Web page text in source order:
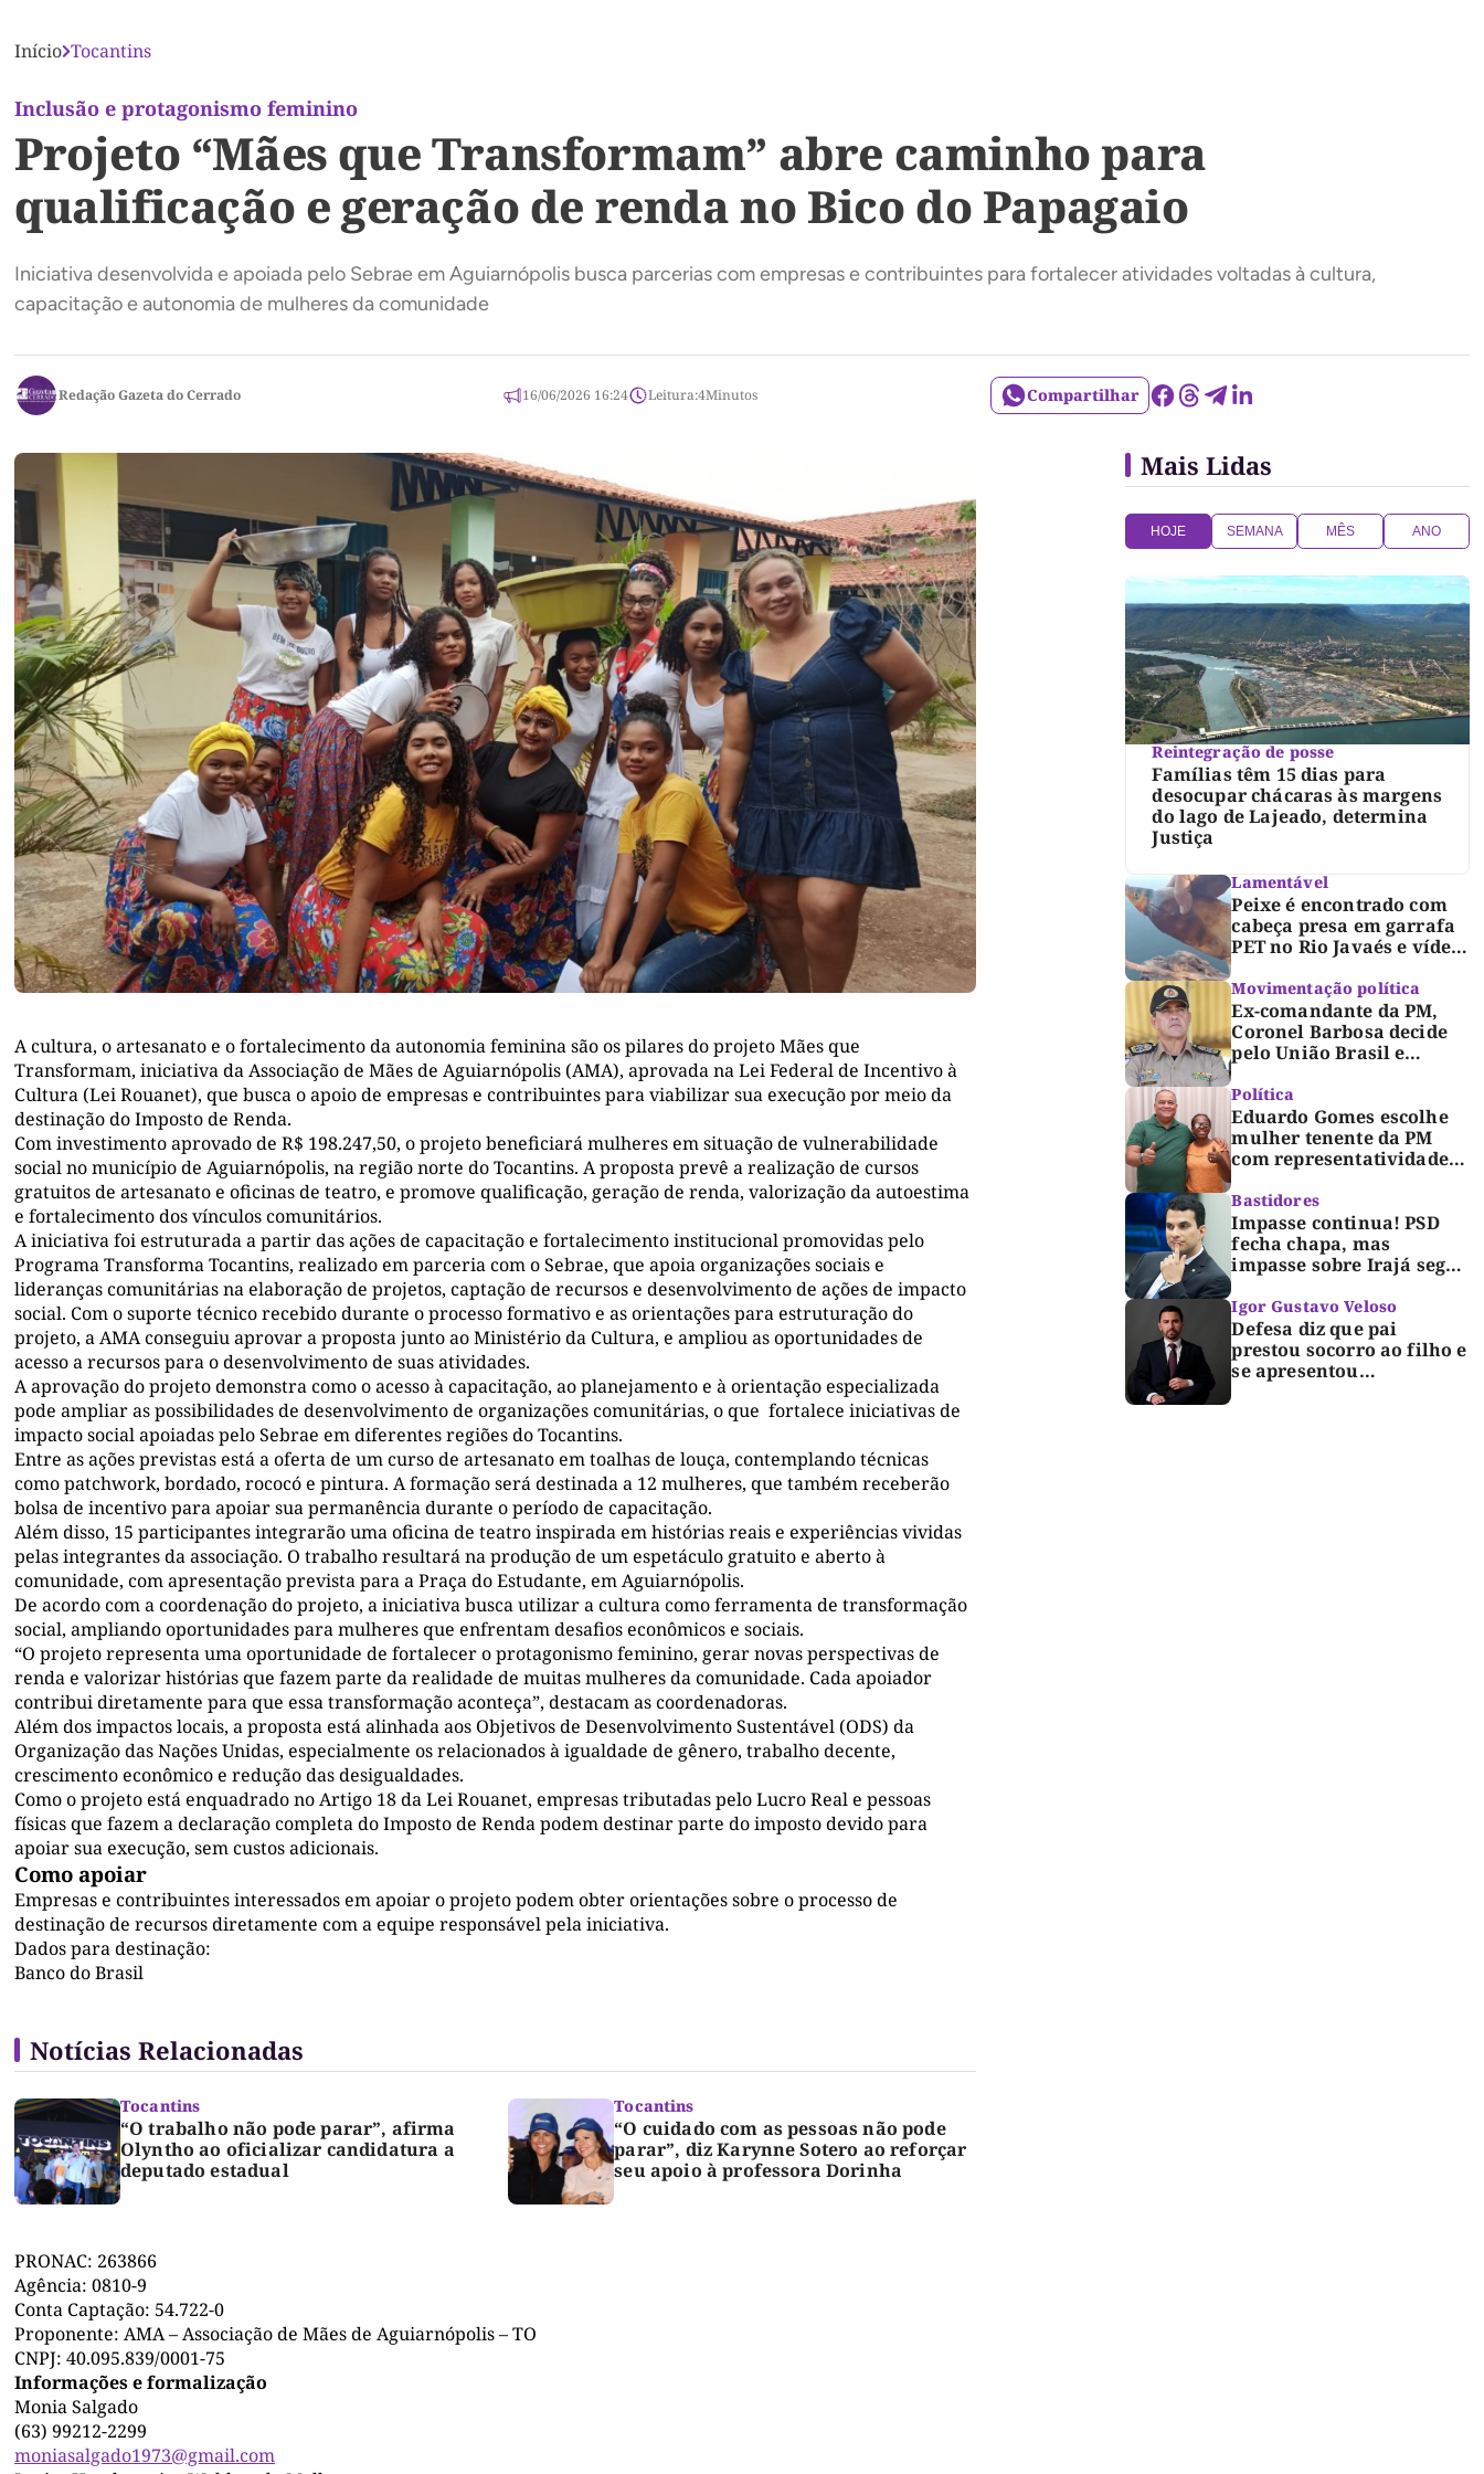
Início Tocantins
Inclusão e protagonismo feminino
Projeto “Mães que Transformam” abre caminho para
qualificação e geração de renda no Bico do Papagaio
Iniciativa desenvolvida e apoiada pelo Sebrae em Aguiarnópolis busca parcerias com empresas e contribuintes para fortalecer atividades voltadas à cultura,
capacitação e autonomia de mulheres da comunidade
Redação Gazeta do Cerrado 16/06/2026 16:24 Leitura:4Minutos Compartilhar
A cultura, o artesanato e o fortalecimento da autonomia feminina são os pilares do projeto Mães que
Transformam, iniciativa da Associação de Mães de Aguiarnópolis (AMA), aprovada na Lei Federal de Incentivo à
Cultura (Lei Rouanet), que busca o apoio de empresas e contribuintes para viabilizar sua execução por meio da
destinação do Imposto de Renda.
Com investimento aprovado de R$ 198.247,50, o projeto beneficiará mulheres em situação de vulnerabilidade
social no município de Aguiarnópolis, na região norte do Tocantins. A proposta prevê a realização de cursos
gratuitos de artesanato e oficinas de teatro, e promove qualificação, geração de renda, valorização da autoestima
e fortalecimento dos vínculos comunitários.
A iniciativa foi estruturada a partir das ações de capacitação e fortalecimento institucional promovidas pelo
Programa Transforma Tocantins, realizado em parceria com o Sebrae, que apoia organizações sociais e
lideranças comunitárias na elaboração de projetos, captação de recursos e desenvolvimento de ações de impacto
social. Com o suporte técnico recebido durante o processo formativo e as orientações para estruturação do
projeto, a AMA conseguiu aprovar a proposta junto ao Ministério da Cultura, e ampliou as oportunidades de
acesso a recursos para o desenvolvimento de suas atividades.
A aprovação do projeto demonstra como o acesso à capacitação, ao planejamento e à orientação especializada
pode ampliar as possibilidades de desenvolvimento de organizações comunitárias, o que fortalece iniciativas de
impacto social apoiadas pelo Sebrae em diferentes regiões do Tocantins.
Entre as ações previstas está a oferta de um curso de artesanato em toalhas de louça, contemplando técnicas
como patchwork, bordado, rococó e pintura. A formação será destinada a 12 mulheres, que também receberão
bolsa de incentivo para apoiar sua permanência durante o período de capacitação.
Além disso, 15 participantes integrarão uma oficina de teatro inspirada em histórias reais e experiências vividas
pelas integrantes da associação. O trabalho resultará na produção de um espetáculo gratuito e aberto à
comunidade, com apresentação prevista para a Praça do Estudante, em Aguiarnópolis.
De acordo com a coordenação do projeto, a iniciativa busca utilizar a cultura como ferramenta de transformação
social, ampliando oportunidades para mulheres que enfrentam desafios econômicos e sociais.
“O projeto representa uma oportunidade de fortalecer o protagonismo feminino, gerar novas perspectivas de
renda e valorizar histórias que fazem parte da realidade de muitas mulheres da comunidade. Cada apoiador
contribui diretamente para que essa transformação aconteça”, destacam as coordenadoras.
Além dos impactos locais, a proposta está alinhada aos Objetivos de Desenvolvimento Sustentável (ODS) da
Organização das Nações Unidas, especialmente os relacionados à igualdade de gênero, trabalho decente,
crescimento econômico e redução das desigualdades.
Como o projeto está enquadrado no Artigo 18 da Lei Rouanet, empresas tributadas pelo Lucro Real e pessoas
físicas que fazem a declaração completa do Imposto de Renda podem destinar parte do imposto devido para
apoiar sua execução, sem custos adicionais.
Como apoiar
Empresas e contribuintes interessados em apoiar o projeto podem obter orientações sobre o processo de
destinação de recursos diretamente com a equipe responsável pela iniciativa.
Dados para destinação:
Banco do Brasil
Notícias Relacionadas
Tocantins
“O trabalho não pode parar”, afirma
Olyntho ao oficializar candidatura a
deputado estadual
Tocantins
“O cuidado com as pessoas não pode
parar”, diz Karynne Sotero ao reforçar
seu apoio à professora Dorinha
PRONAC: 263866
Agência: 0810-9
Conta Captação: 54.722-0
Proponente: AMA – Associação de Mães de Aguiarnópolis – TO
CNPJ: 40.095.839/0001-75
Informações e formalização
Monia Salgado
(63) 99212-2299
moniasalgado1973@gmail.com
Mais Lidas
HOJE SEMANA MÊS ANO
Reintegração de posse
Famílias têm 15 dias para
desocupar chácaras às margens
do lago de Lajeado, determina
Justiça
Lamentável
Peixe é encontrado com
cabeça presa em garrafa
PET no Rio Javaés e vídeo
lixo nos rios
Movimentação política
Ex-comandante da PM,
Coronel Barbosa decide
pelo União Brasil e
Dorinha
Política
Eduardo Gomes escolhe
mulher tenente da PM
com representatividade e
para compor segunda
suplência ao Senado
Bastidores
Impasse continua! PSD
fecha chapa, mas
impasse sobre Irajá segue
TRE; Laurez diz que nome
dele não foi homologado
Igor Gustavo Veloso
Defesa diz que pai
prestou socorro ao filho e
se apresentou